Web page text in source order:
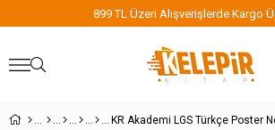
899 TL Üzeri Alışverişlerde Kargo
KR Akademi LGS Türkçe Poster